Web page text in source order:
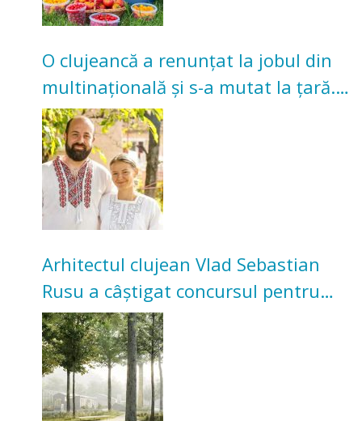
O clujeancă a renunțat la jobul din
multinațională și s-a mutat la țară.
Acum cultivă legume în grădina
bunicilor
Arhitectul clujean Vlad Sebastian
Rusu a câștigat concursul pentru
transformarea Grădinii Casei
Universitarilor